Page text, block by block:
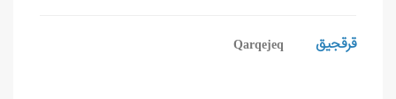
قرقجیق Qarqejeq